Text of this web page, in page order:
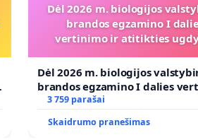
Dėl 2026 m. biologijos
brandos egzamino I
vertinimo ir atitikties
Dėl 2026 m. biologijos
brandos egzamino I dalies
ir atitikties ugdymo programai
3 759 parašai
Skaidrumo pranešimas